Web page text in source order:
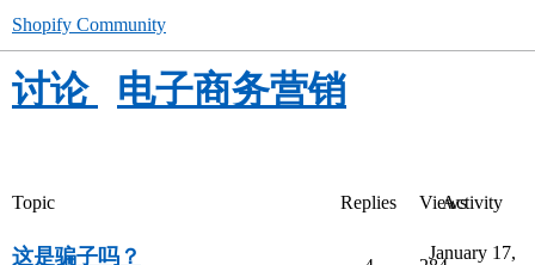
Shopify Community
讨论 电子商务营销
Topic Replies ViewsActivity
这是骗子吗？
January 17,